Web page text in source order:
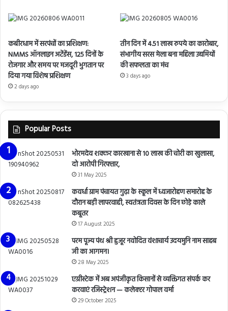
कबीरधाम में सरपंचों का प्रशिक्षण:
NMMS ऑनलाइन अटेंडेंस, 125 दिनों के
रोजगार और समय पर मजदूरी भुगतान पर
दिया गया विशेष प्रशिक्षण
2 days ago
तीन दिन में 4.51 लाख रुपये का कारोबार,
संभागीय सरस मेला बना महिला उद्यमियों
की सफलता का मंच
3 days ago
Popular Posts
भोरमदेव शक्कर कारखाना से 10 लाख की चोरी का खुलासा,
दो आरोपी गिरफ्तार,
31 May 2025
कवर्धा ग्राम पंचायत गुढ़ा के स्कूल में ध्वजारोहण समारोह के
दौरान बड़ी लापरवाही, स्वतंत्रता दिवस के दिन छोड़े काले
कबूतर
17 August 2025
परम पूज्य पंथ श्री हुजूर नवोदित वंशाचार्य उदयमुनि नाम साहब
जी का आगमन।
28 May 2025
एग्रीस्टेक में अब अपंजीकृत किसानों से व्यक्तिगत संपर्क कर
करवाएं रजिस्ट्रेशन — कलेक्टर गोपाल वर्मा
29 October 2025